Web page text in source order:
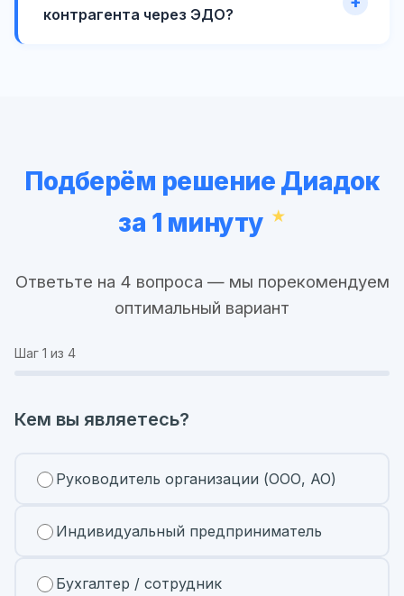
контрагента через ЭДО?
Подберём решение Диадок
за 1 минуту
Ответьте на 4 вопроса — мы порекомендуем
оптимальный вариант
Шаг 1 из 4
Кем вы являетесь?
Руководитель организации (ООО, АО)
Индивидуальный предприниматель
Бухгалтер / сотрудник